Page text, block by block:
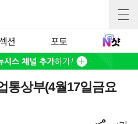
섹션 포토
통상부(4월17일금요